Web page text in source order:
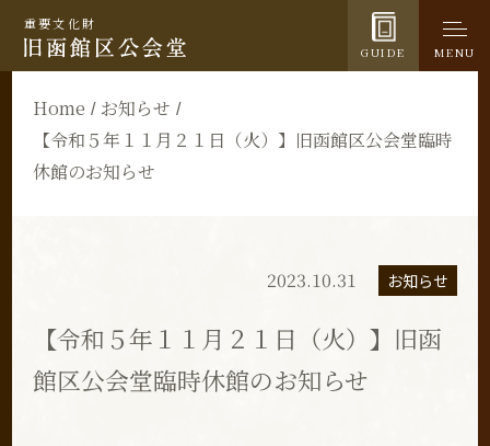
重要文化財
GUIDE MENU
Home
お知らせ
【令和５年１１月２１日（火）】旧函館区公会堂臨時
休館のお知らせ
2023.10.31 お知らせ
【令和５年１１月２１日（火）】旧函
館区公会堂臨時休館のお知らせ